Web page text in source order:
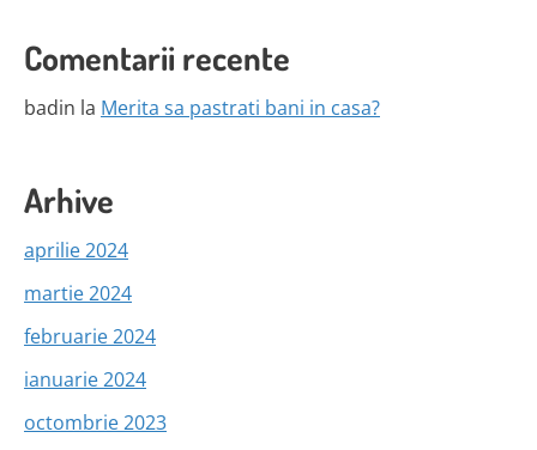
Comentarii recente
badin la Merita sa pastrati bani in casa?
Arhive
aprilie 2024
martie 2024
februarie 2024
ianuarie 2024
octombrie 2023